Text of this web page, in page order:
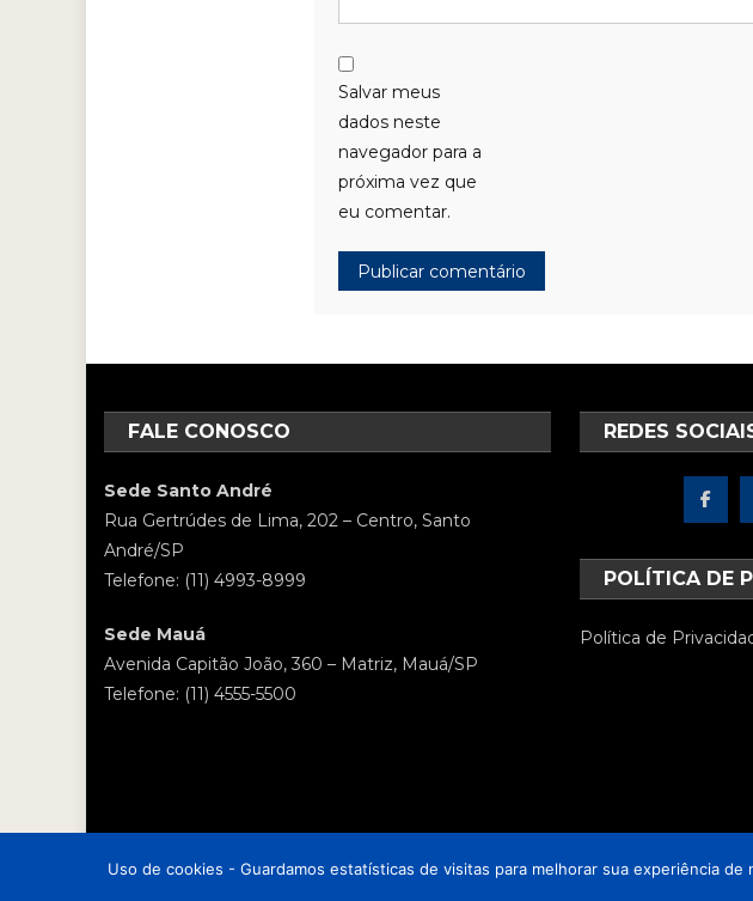
Salvar meus
dados neste
navegador para a
próxima vez que
eu comentar.
FALE CONOSCO
Sede Santo André
Rua Gertrúdes de Lima, 202 – Centro, Santo
André/SP
Telefone: (11) 4993-8999
Sede Mauá
Avenida Capitão João, 360 – Matriz, Mauá/SP
Telefone: (11) 4555-5500
REDES
POLÍTICA DE
Política de
Theme: News Portal by Mystery Themes
Uso de cookies - Guardamos estatísticas de visitas para melhorar sua experiência